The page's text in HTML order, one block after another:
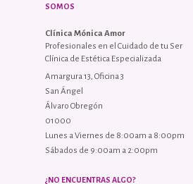
SOMOS
Clínica Mónica Amor
Profesionales en el Cuidado de tu Ser
Clínica de Estética Especializada
Amargura 13, Oficina 3
San Ángel
Álvaro Obregón
01000
Lunes a Viernes de 8:00am a 8:00pm
Sábados de 9:00am a 2:00pm
¿NO ENCUENTRAS ALGO?